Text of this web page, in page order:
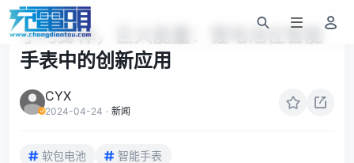
小巧身体，巨大能量：锂电池在智能
手表中的创新应用
CYX
2024-04-24 · 新闻
软包电池 智能手表